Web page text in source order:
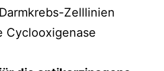
Zelllinien
Cyclooxigenase